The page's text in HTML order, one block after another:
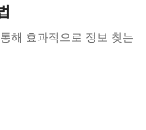
해 효과적으로 정보 찾는